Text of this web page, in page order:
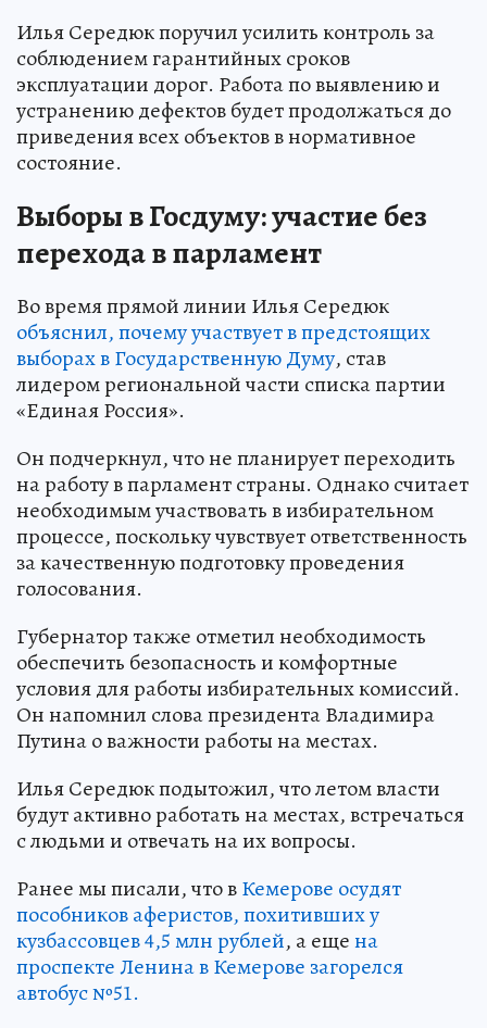
Илья Середюк поручил усилить контроль за
соблюдением гарантийных сроков
эксплуатации дорог. Работа по выявлению и
устранению дефектов будет продолжаться до
приведения всех объектов в нормативное
состояние.
Выборы в Госдуму: участие без
перехода в парламент
Во время прямой линии Илья Середюк
объяснил, почему участвует в предстоящих
выборах в Государственную Думу, став
лидером региональной части списка партии
«Единая Россия».
Он подчеркнул, что не планирует переходить
на работу в парламент страны. Однако считает
необходимым участвовать в избирательном
процессе, поскольку чувствует ответственность
за качественную подготовку проведения
голосования.
Губернатор также отметил необходимость
обеспечить безопасность и комфортные
условия для работы избирательных комиссий.
Он напомнил слова президента Владимира
Путина о важности работы на местах.
Илья Середюк подытожил, что летом власти
будут активно работать на местах, встречаться
с людьми и отвечать на их вопросы.
Ранее мы писали, что вКемерове осудят
пособников аферистов, похитивших у
кузбассовцев 4,5 млн рублей, а ещена
проспекте Ленина в Кемерове загорелся
автобус №51.